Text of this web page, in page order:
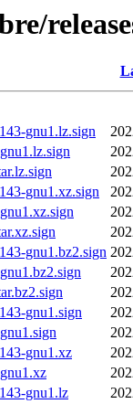
gnu1.lz.sign
gnu1.xz.sign
gnu1.bz2.sign
gnu1.sign
gnu1.xz
gnu1.lz